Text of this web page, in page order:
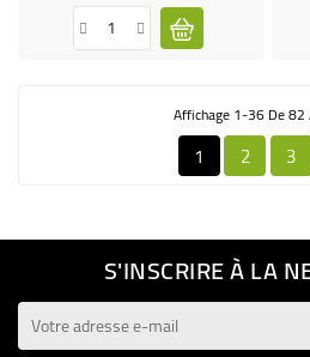
Affichage 1-36 De 82
1 2 3
S'INSCRIRE À LA